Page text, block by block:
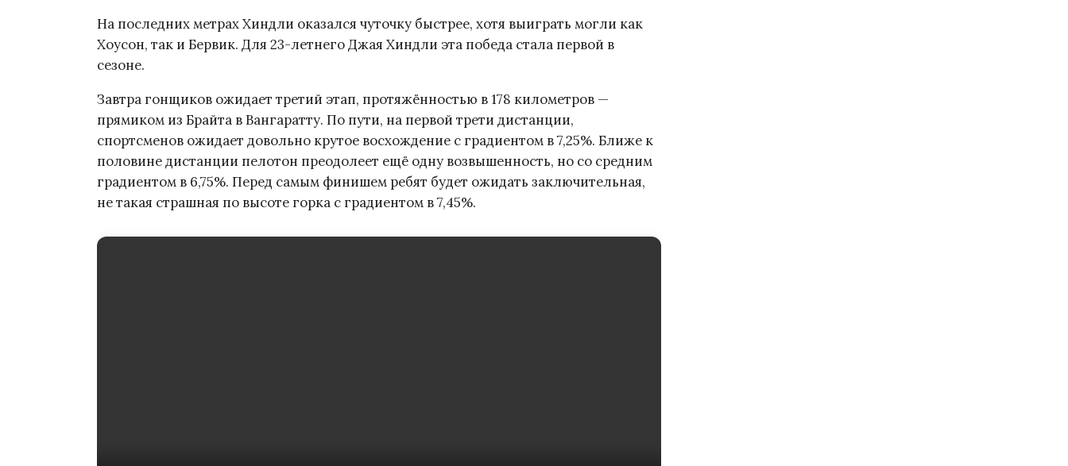
На последних метрах Хиндли оказался чуточку быстрее, хотя выиграть могли как
Хоусон, так и Бервик. Для 23-летнего Джая Хиндли эта победа стала первой в
сезоне.
Завтра гонщиков ожидает третий этап, протяжённостью в 178 километров —
прямиком из Брайта в Вангаратту. По пути, на первой трети дистанции,
спортсменов ожидает довольно крутое восхождение с градиентом в 7,25%. Ближе к
половине дистанции пелотон преодолеет ещё одну возвышенность, но со средним
градиентом в 6,75%. Перед самым финишем ребят будет ожидать заключительная,
не такая страшная по высоте горка с градиентом в 7,45%.